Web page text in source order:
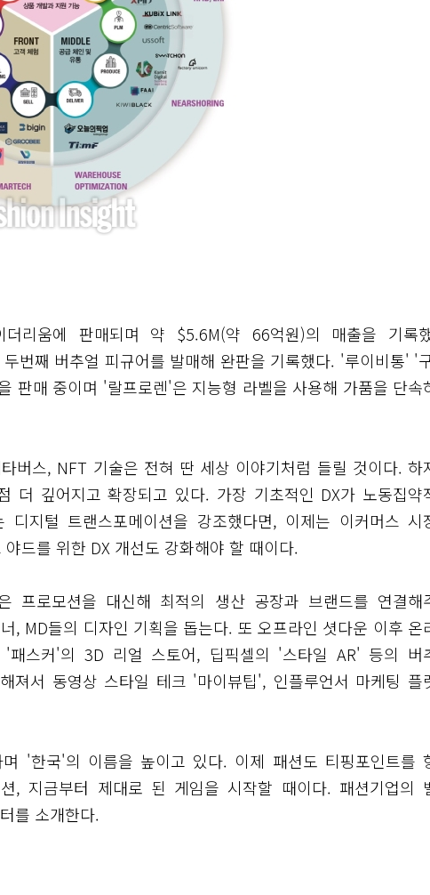
리움에 판매되며 약 $5.6M(약 66억원)의 매출을 기록
번째 버추얼 피규어를 발매해 완판을 기록했다. '루이비통' '
판매 중이며 '랄프로렌'은 지능형 라벨을 사용해 가품을 단속
버스, NFT 기술은 전혀 딴 세상 이야기처럼 들릴 것이다. 하
더 깊어지고 확장되고 있다. 가장 기초적인 DX가 노동집약
지털 트랜스포메이션을 강조했다면, 이제는 이커머스 시
드를 위한 DX 개선도 강화해야 할 때이다.
프로모션을 대신해 최적의 생산 공장과 브랜드를 연결해
, MD들의 디자인 기획을 돕는다. 또 오프라인 셧다운 이후 온
패스커'의 3D 리얼 스토어, 딥픽셀의 '스타일 AR' 등의 버
져서 동영상 스타일 테크 '마이뷰팁', 인플루언서 마케팅 플
'한국'의 이름을 높이고 있다. 이제 패션도 티핑포인트를
, 지금부터 제대로 된 게임을 시작할 때이다. 패션기업의
를 소개한다.